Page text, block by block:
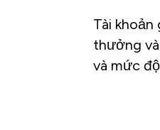
Tài
thưởng
và mức